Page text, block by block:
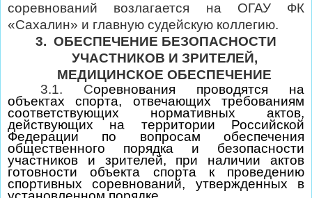
соревнований возлагается на ОГАУ ФК
«Сахалин» и главную судейскую коллегию.
3. ОБЕСПЕЧЕНИЕ БЕЗОПАСНОСТИ
УЧАСТНИКОВ И ЗРИТЕЛЕЙ,
МЕДИЦИНСКОЕ ОБЕСПЕЧЕНИЕ
3.1. Соревнования проводятся на
объектах спорта, отвечающих требованиям
соответствующих нормативных актов,
действующих на территории Российской
Федерации по вопросам обеспечения
общественного порядка и безопасности
участников и зрителей, при наличии актов
готовности объекта спорта к проведению
спортивных соревнований, утвержденных в